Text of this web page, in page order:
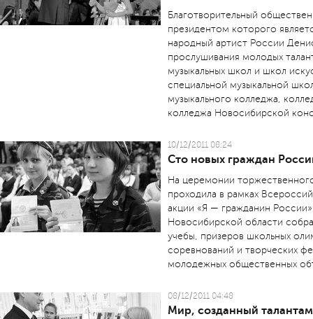
Благотворительный
президентом которого
народный артист России
прослушивания молодых
музыкальных школ и школ
специальной музыкальной
музыкального колледжа,
колледжа Новосибирской
10/12/2011 08:24
Сто новых граждан
На церемонии
проходила в рамках
акции «Я — гражданин
Новосибирской области
учебы, призеров школьных
соревнований и творческих
молодежных общественных
08/12/2011 04:48
Мир, созданный